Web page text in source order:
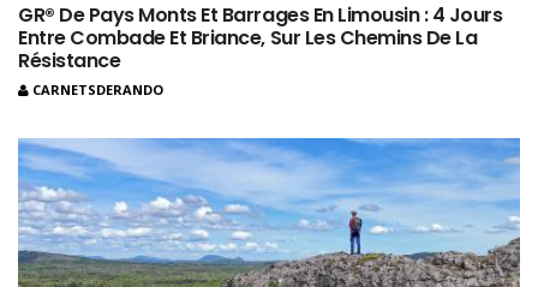
GR® De Pays Monts Et Barrages En Limousin : 4 Jours
Entre Combade Et Briance, Sur Les Chemins De La
Résistance
CARNETSDERANDO